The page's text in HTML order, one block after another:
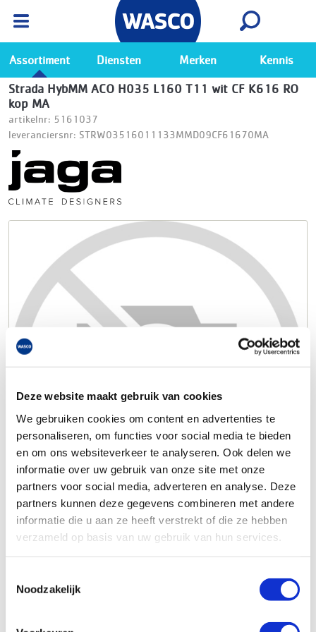
Deze website maakt gebruik van cookies
We gebruiken cookies om content en advertenties te
personaliseren, om functies voor social media te bieden
en om ons websiteverkeer te analyseren. Ook delen we
informatie over uw gebruik van onze site met onze
partners voor social media, adverteren en analyse. Deze
partners kunnen deze gegevens combineren met andere
informatie die u aan ze heeft verstrekt of die ze hebben
verzameld op basis van uw gebruik van hun services.
Noodzakelijk
Ga naar de Wasco app
Bekijk
Assortiment Diensten Merken Kennis
Strada HybMM ACO H035 L160 T11 wit CF K616 RO
kop MA
artikelnr: 5161037
leveranciersnr: STRW03516011133MMD09CF61670MA